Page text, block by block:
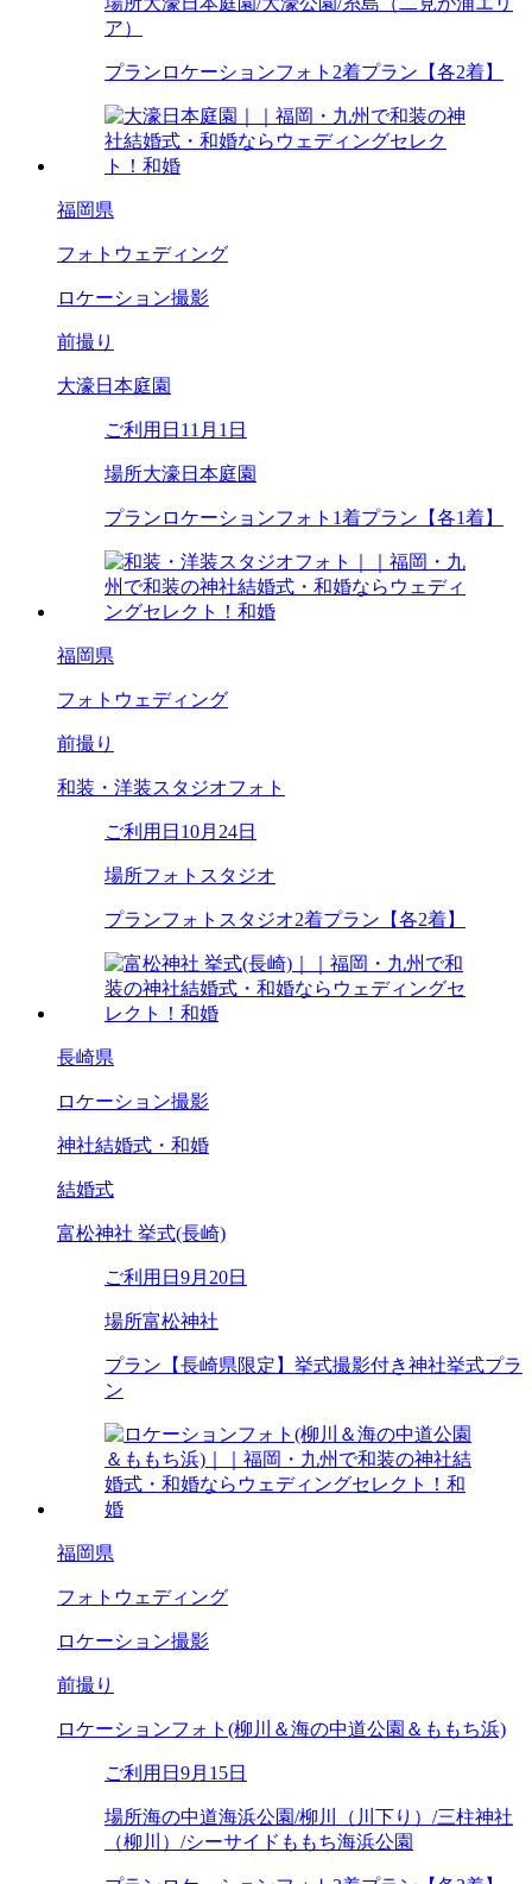
ア）
プラン ロケーションフォト2着プラン【各2着】
福岡県
フォトウェディング
ロケーション撮影
前撮り
大濠日本庭園
ご利用日 11月1日
場所大濠日本庭園
プラン ロケーションフォト1着プラン【各1着】
福岡県
フォトウェディング
前撮り
和装・洋装スタジオフォト
ご利用日 10月24日
場所フォトスタジオ
プランフォトスタジオ2着プラン【各2着】
長崎県
ロケーション撮影
神社結婚式・和婚
結婚式
富松神社 挙式(長崎)
ご利用日 9月20日
場所富松神社
プラン 【長崎県限定】挙式撮影付き神社挙式プラ
ン
福岡県
フォトウェディング
ロケーション撮影
前撮り
ロケーションフォト(柳川＆海の中道公園＆ももち浜)
ご利用日 9月15日
場所海の中道海浜公園/柳川（川下り）/三柱神社
（柳川）/シーサイドももち海浜公園